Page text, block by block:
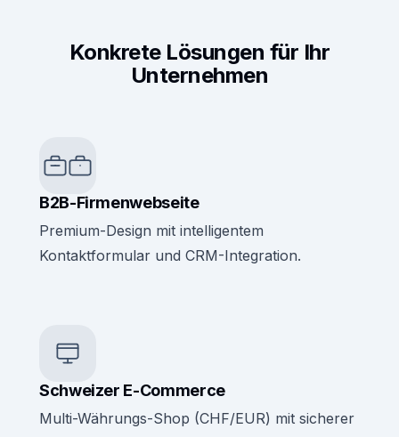
Konkrete Lösungen für Ihr
Unternehmen
B2B-Firmenwebseite
Premium-Design mit intelligentem
Kontaktformular und CRM-Integration.
Schweizer E-Commerce
Multi-Währungs-Shop (CHF/EUR) mit sicherer